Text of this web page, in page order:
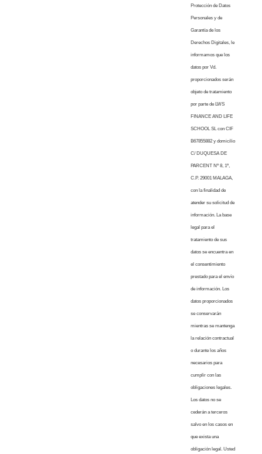
Protección de Datos
Personales y de
Garantía de los
Derechos Digitales, le
informamos que los
datos por Vd.
proporcionados serán
objeto de tratamiento
por parte de LWS
FINANCE AND LIFE
SCHOOL SL con CIF
B67855882 y domicilio
C/ DUQUESA DE
PARCENT Nº 8, 1º,
C.P. 29001 MALAGA,
con la finalidad de
atender su solicitud de
información. La base
legal para el
tratamiento de sus
datos se encuentra en
el consentimiento
prestado para el envío
de información. Los
datos proporcionados
se conservarán
mientras se mantenga
la relación contractual
o durante los años
necesarios para
cumplir con las
obligaciones legales.
Los datos no se
cederán a terceros
salvo en los casos en
que exista una
obligación legal. Usted